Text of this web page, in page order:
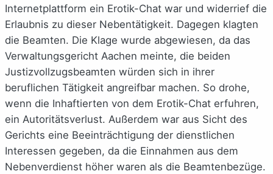
Internetplattform ein Erotik-Chat war und widerrief die
Erlaubnis zu dieser Nebentätigkeit. Dagegen klagten
die Beamten. Die Klage wurde abgewiesen, da das
Verwaltungsgericht Aachen meinte, die beiden
Justizvollzugsbeamten würden sich in ihrer
beruflichen Tätigkeit angreifbar machen. So drohe,
wenn die Inhaftierten von dem Erotik-Chat erfuhren,
ein Autoritätsverlust. Außerdem war aus Sicht des
Gerichts eine Beeinträchtigung der dienstlichen
Interessen gegeben, da die Einnahmen aus dem
Nebenverdienst höher waren als die Beamtenbezüge.